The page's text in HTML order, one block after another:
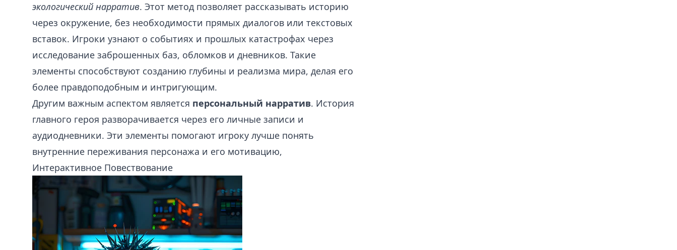
экологический нарратив. Этот метод позволяет рассказывать историю
через окружение, без необходимости прямых диалогов или текстовых
вставок. Игроки узнают о событиях и прошлых катастрофах через
исследование заброшенных баз, обломков и дневников. Такие
элементы способствуют созданию глубины и реализма мира, делая его
более правдоподобным и интригующим.
Другим важным аспектом является персональный нарратив. История
главного героя разворачивается через его личные записи и
аудиодневники. Эти элементы помогают игроку лучше понять
внутренние переживания персонажа и его мотивацию,
Интерактивное Повествование